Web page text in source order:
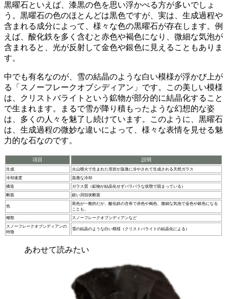
黒曜石といえば、漆黒の色を思い浮かべる方が多いでしょ
う。 黒曜石の色のほとんどは黒色ですが、実は、生成過程や
含まれる成分によって、様々な色の黒曜石が存在 します。例
えば、酸化鉄を多く含むと赤色や褐色になり、微細な気泡が
含まれると、光が反射して金色や銀色に見えることもありま
す。
中でも有名なのが、 雪の結晶のような白い模様が浮かび上が
る「スノーフレークオブシディアン」 です。この美しい模様
は、クリストバライトという鉱物が部分的に結晶化すること
で生まれます。まるで雪が降り積もったような幻想的な姿
は、多くの人々を魅了し続けています。このように、黒曜石
は、生成過程の微妙な違いによって、様々な表情を見せる魅
力的な石なのです。
項目 説明
生成
火山噴火で生まれた溶岩が急激に冷やされて生成される天然ガラス
冷却速度
急激な冷却
構造
ガラス質（鉱物が結晶化せずバラバラな状態で固まっている）
断面
鋭い貝殻状断面
色
黒色が一般的だが、酸化鉄の含有で赤色や褐色、微細な気泡で金色や銀色になる
ことも。
種類
スノーフレークオブシディアンなど
スノーフレークオブシディアンの
特徴
雪の結晶のような白い模様（クリストバライトの結晶化による）
あわせて読みたい